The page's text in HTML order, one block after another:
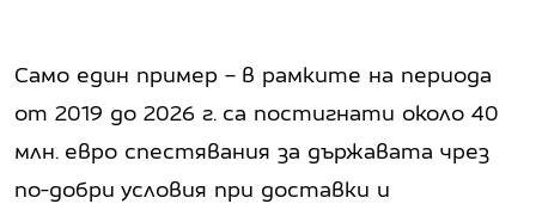
Само един пример – в рамките на периода
от 2019 до 2026 г. са постигнати около 40
млн. евро спестявания за държавата чрез
по-добри условия при доставки и